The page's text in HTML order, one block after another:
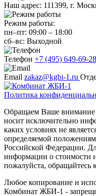
Наш адрес: 111399, г.
Режим работы:
пн–пт: 09:00 – 18:00
сб–вс: Выходной
Телефон +7 (495) 649-69-28
Email zakaz@kgbi-1.ru
Политика
Обращаем Ваше внимание
носит исключительно
каких условиях не
определяемой
Российской Федерации.
информации о стоимости
пожалуйста,
Любое копирование и
Комбинат ЖБИ-1 -